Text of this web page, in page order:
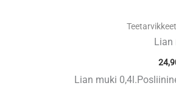
Lian
Lian muki